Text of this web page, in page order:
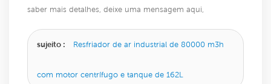
saber mais detalhes, deixe uma mensagem aqui,
sujeito : Resfriador de ar industrial de 80000 m3h
com motor centrífugo e tanque de 162L